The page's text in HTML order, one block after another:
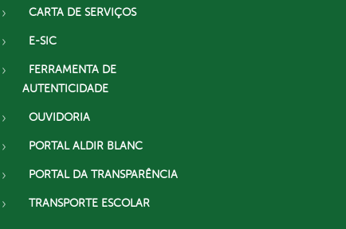
CARTA DE SERVIÇOS
E-SIC
FERRAMENTA DE
AUTENTICIDADE
OUVIDORIA
PORTAL ALDIR BLANC
PORTAL DA TRANSPARÊNCIA
TRANSPORTE ESCOLAR